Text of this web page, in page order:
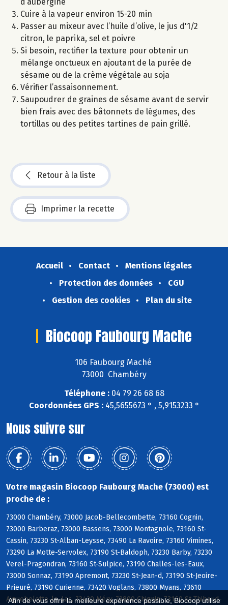
Afin de vous offrir la meilleure expérience possible, Biocoop utilise
Cuire à la vapeur environ 15-20 min
Passer au mixeur avec l’huile d’olive, le jus d'1/2
citron, le paprika, sel et poivre
Si besoin, rectifier la texture pour obtenir un
mélange onctueux en ajoutant de la purée de
sésame ou de la crème végétale au soja
Vérifier l’assaisonnement.
Saupoudrer de graines de sésame avant de servir
bien frais avec des bâtonnets de légumes, des
tortillas ou des petites tartines de pain grillé.
Retour à la liste
Imprimer la recette
Accueil Contact
Mentions légales
Protection des données
CGU
Gestion des cookies
Plan du site
Biocoop Faubourg Mache
106 Faubourg Maché
73000 Chambéry
Téléphone :04 79 26 68 68
Coordonnées GPS :45,5655673 ° , 5,9153233 °
Nous suivre sur
Votre magasin Biocoop Faubourg Mache (73000) est
proche de :
73000 Chambéry, 73000 Jacob-Bellecombette, 73160 Cognin,
73000 Barberaz, 73000 Bassens, 73000 Montagnole, 73160 St-
Cassin, 73230 St-Alban-Leysse, 73490 La Ravoire, 73160 Vimines,
73290 La Motte-Servolex, 73190 St-Baldoph, 73230 Barby, 73230
Verel-Pragondran, 73160 St-Sulpice, 73190 Challes-les-Eaux,
73000 Sonnaz, 73190 Apremont, 73230 St-Jean-d, 73190 St-Jeoire-
Prieuré, 73190 Curienne, 73420 Voglans, 73800 Myans, 73610
Aiguebelette-le-Lac, 73420 Méry, 73800 Chignin, 73160 St-Thibaud-